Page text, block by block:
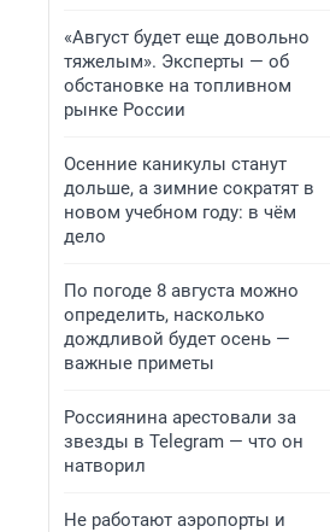
«Август будет еще довольно
тяжелым». Эксперты — об
обстановке на топливном
рынке России
Осенние каникулы станут
дольше, а зимние сократят в
новом учебном году: в чём
дело
По погоде 8 августа можно
определить, насколько
дождливой будет осень —
важные приметы
Россиянина арестовали за
звезды в Telegram — что он
натворил
Не работают аэропорты и